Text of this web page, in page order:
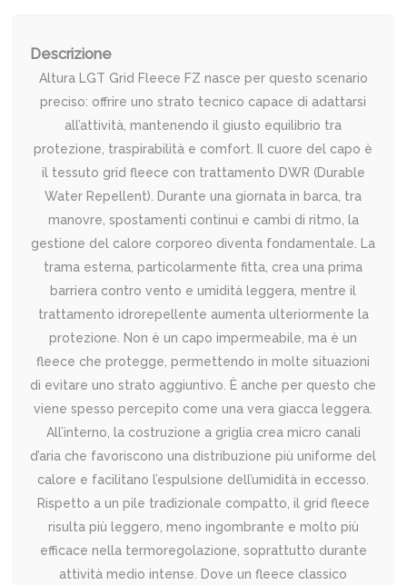
Descrizione
Altura LGT Grid Fleece FZ nasce per questo scenario
preciso: offrire uno strato tecnico capace di adattarsi
all’attività, mantenendo il giusto equilibrio tra
protezione, traspirabilità e comfort. Il cuore del capo è
il tessuto grid fleece con trattamento DWR (Durable
Water Repellent). Durante una giornata in barca, tra
manovre, spostamenti continui e cambi di ritmo, la
gestione del calore corporeo diventa fondamentale. La
trama esterna, particolarmente fitta, crea una prima
barriera contro vento e umidità leggera, mentre il
trattamento idrorepellente aumenta ulteriormente la
protezione. Non è un capo impermeabile, ma è un
fleece che protegge, permettendo in molte situazioni
di evitare uno strato aggiuntivo. È anche per questo che
viene spesso percepito come una vera giacca leggera.
All’interno, la costruzione a griglia crea micro canali
d’aria che favoriscono una distribuzione più uniforme del
calore e facilitano l’espulsione dell’umidità in eccesso.
Rispetto a un pile tradizionale compatto, il grid fleece
risulta più leggero, meno ingombrante e molto più
efficace nella termoregolazione, soprattutto durante
attività medio intense. Dove un fleece classico